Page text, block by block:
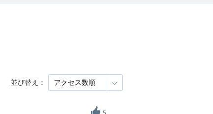
並び替え：